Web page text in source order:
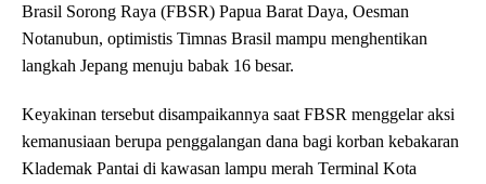
Brasil Sorong Raya (FBSR) Papua Barat Daya, Oesman
Notanubun, optimistis Timnas Brasil mampu menghentikan
langkah Jepang menuju babak 16 besar.
Keyakinan tersebut disampaikannya saat FBSR menggelar aksi
kemanusiaan berupa penggalangan dana bagi korban kebakaran
Klademak Pantai di kawasan lampu merah Terminal Kota